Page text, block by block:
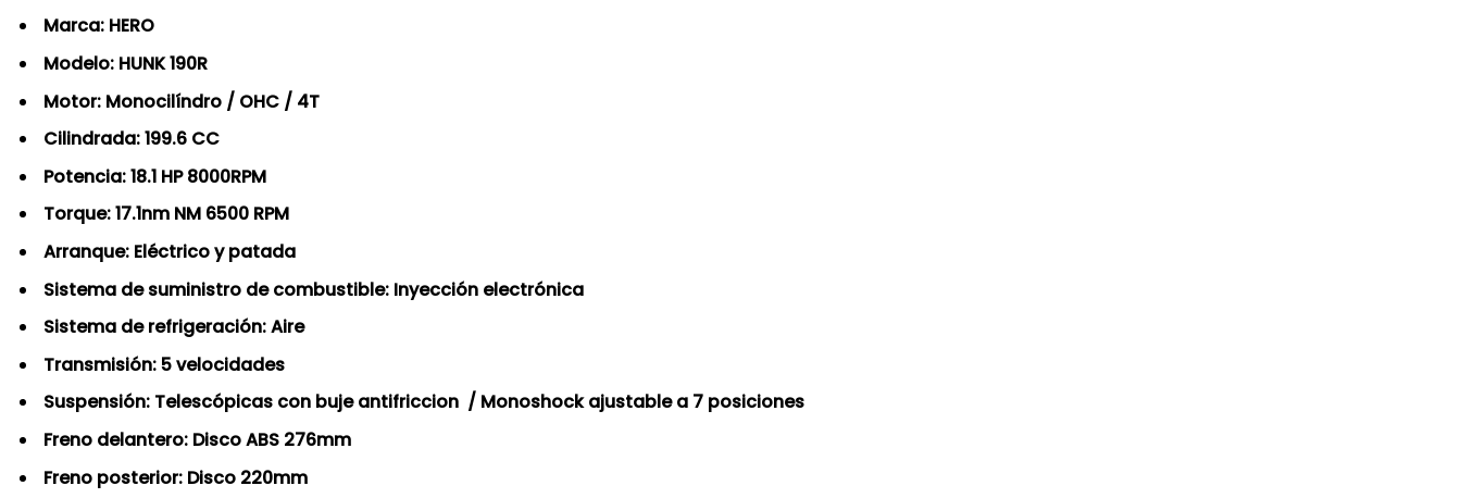
Marca: HERO
Modelo: HUNK 190R
Motor: Monocilíndro / OHC / 4T
Cilindrada: 199.6 CC
Potencia: 18.1 HP 8000RPM
Torque: 17.1nm NM 6500 RPM
Arranque: Eléctrico y patada
Sistema de suministro de combustible: Inyección electrónica
Sistema de refrigeración: Aire
Transmisión: 5 velocidades
Suspensión: Telescópicas con buje antifriccion / Monoshock ajustable a 7 posiciones
Freno delantero: Disco ABS 276mm
Freno posterior: Disco 220mm